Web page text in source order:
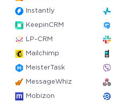
Instantly
KeepinCRM
LP-CRM
Mailchimp
MeisterTask
MessageWhiz
Mobizon